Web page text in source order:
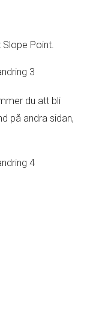
Point.
du att bli
på andra sidan,